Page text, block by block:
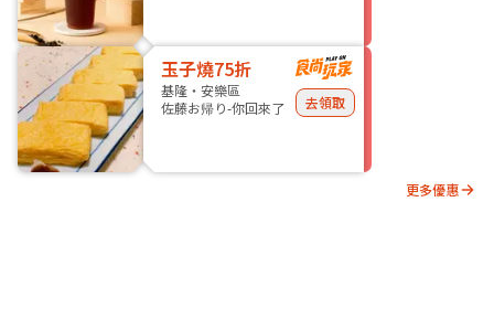
玉子燒75折
基隆・安樂區
佐藤お帰り-你回來了
去領取
更多優惠